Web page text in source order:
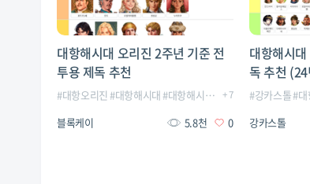
대항해시대 오리진 2주년 기준 전
투용 제독 추천
#대항오리진 #대항해시대#대항해시대오리진 대항해시대오
+7
블록케이 5.8천 0
대항해시
독 추천
#강카스톨#
강카스톨